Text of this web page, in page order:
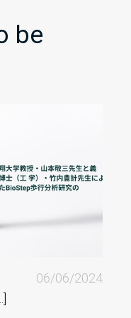
be
06/06/2024